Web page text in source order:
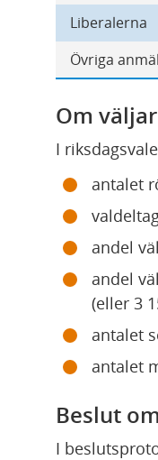
Liberalerna
Övriga
Om
I
antalet
andel
andel
(eller 3
antalet
antalet
Beslut
I